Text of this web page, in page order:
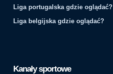
Liga portugalska gdzie oglądać?
Liga belgijska gdzie oglądać?
Kanały sportowe